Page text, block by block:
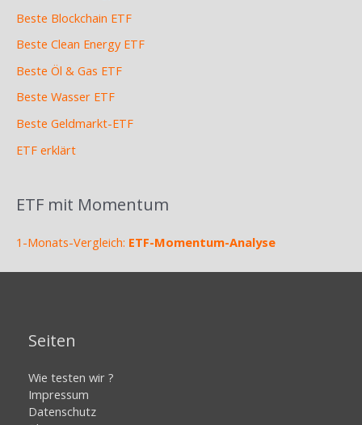
Beste Blockchain ETF
Beste Clean Energy ETF
Beste Öl & Gas ETF
Beste Wasser ETF
Beste Geldmarkt-ETF
ETF erklärt
ETF mit Momentum
1-Monats-Vergleich: ETF-Momentum-Analyse
Seiten
Wie testen wir ?
Impressum
Datenschutz